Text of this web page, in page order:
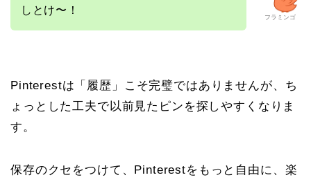
フラミンゴ
しとけ〜！
Pinterestは「履歴」こそ完璧ではありませんが、ち
ょっとした工夫で以前見たピンを探しやすくなりま
す。
保存のクセをつけて、Pinterestをもっと自由に、楽